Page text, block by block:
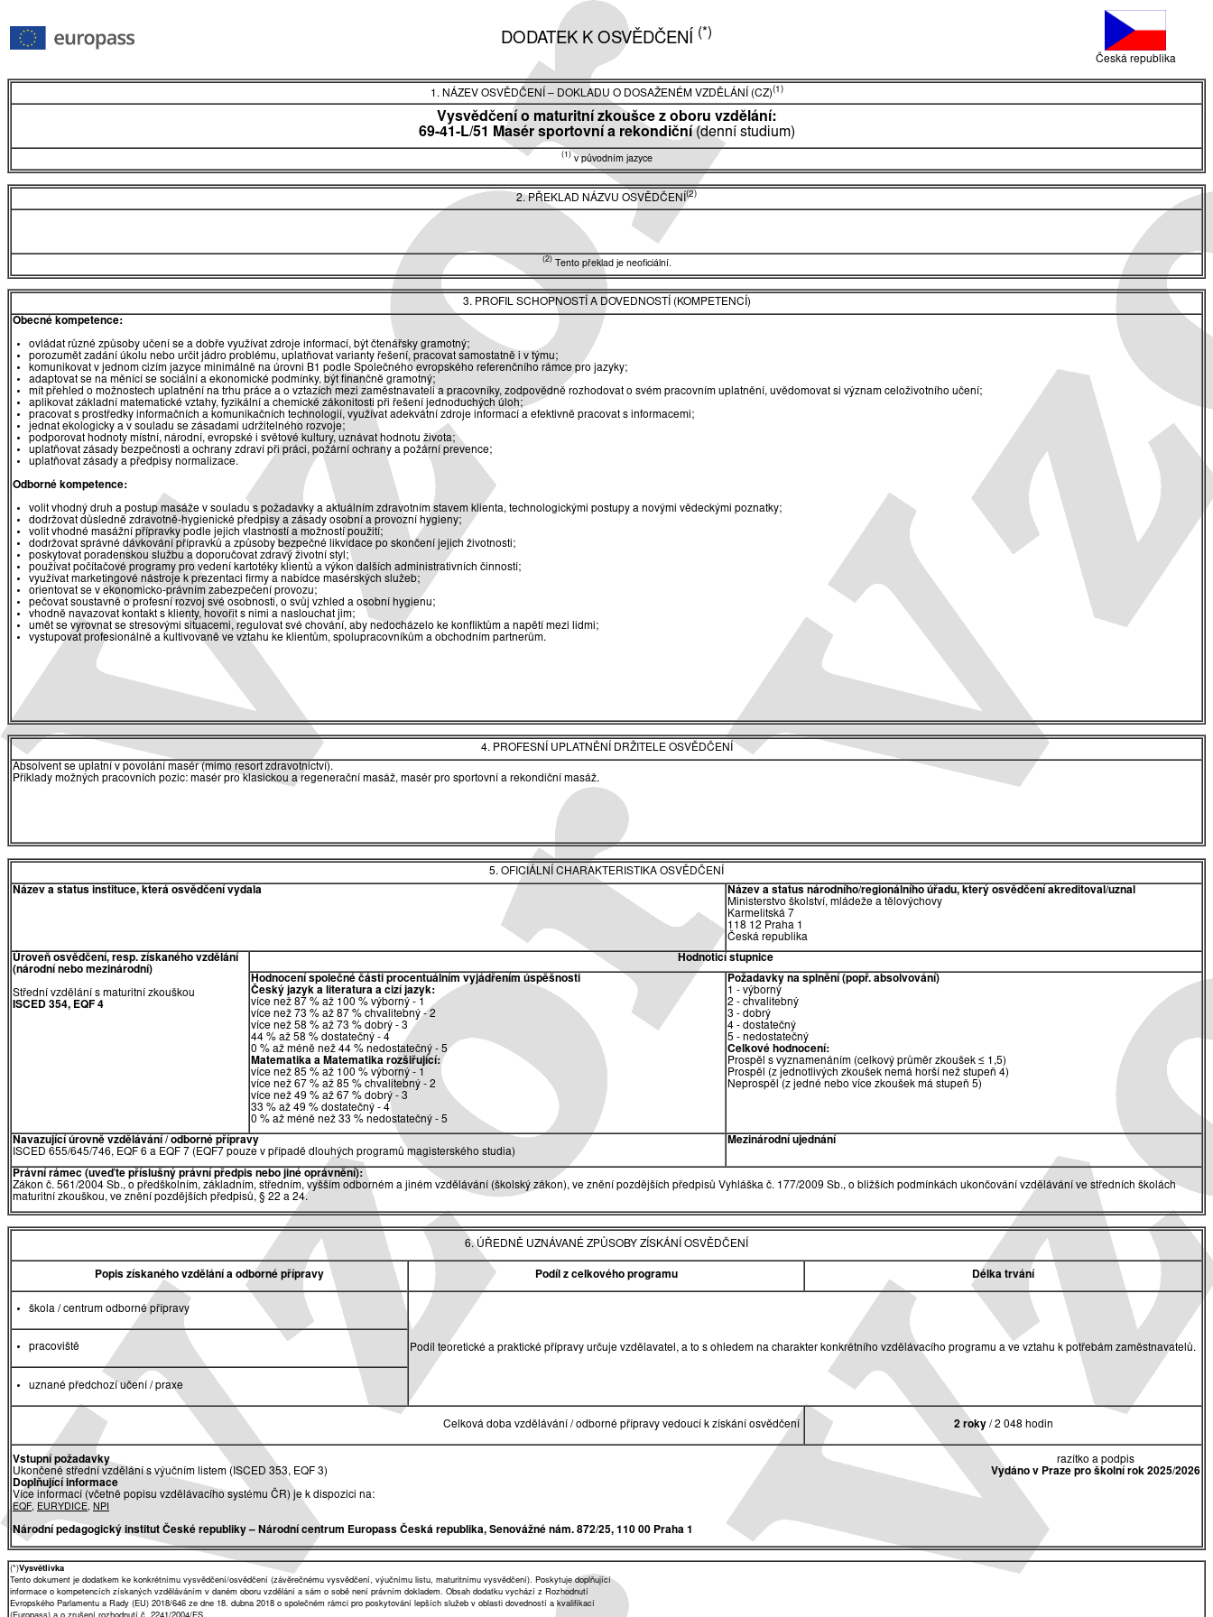
DODATEK K OSVĚDČENÍ (*)
Česká republika
1. NÁZEV OSVĚDČENÍ –DOKLADU O DOSAŽENÉM VZDĚLÁNÍ (CZ)(1)
Vysvědčení o maturitní zkoušce z oboru vzdělání:
69-41-L/51 Masér sportovní a rekondiční(denní studium)
(1) v původním jazyce
2. PŘEKLAD NÁZVU OSVĚDČENÍ (2)
(2) Tento překlad je neoficiální.
3. PROFIL SCHOPNOSTÍ A DOVEDNOSTÍ (KOMPETENCÍ)
Obecné kompetence:
ovládat různé způsoby učení se a dobře využívat zdroje informací, být čtenářsky gramotný;
porozumět zadání úkolu nebo určit jádro problému, uplatňovat varianty řešení, pracovat samostatně i v týmu;
komunikovat v jednom cizím jazyce minimálně na úrovni B1 podle Společného evropského referenčního rámce pro jazyky;
adaptovat se na měnící se sociální a ekonomické podmínky, být finančně gramotný;
mít přehled o možnostech uplatnění na trhu práce a o vztazích mezi zaměstnavateli a pracovníky, zodpovědně rozhodovat o svém pracovním uplatnění, uvědomovat si význam celoživotního učení;
aplikovat základní matematické vztahy, fyzikální a chemické zákonitosti při řešení jednoduchých úloh;
pracovat s prostředky informačních a komunikačních technologií, využívat adekvátní zdroje informací a efektivně pracovat s informacemi;
jednat ekologicky a v souladu se zásadami udržitelného rozvoje;
podporovat hodnoty místní, národní, evropské i světové kultury, uznávat hodnotu života;
uplatňovat zásady bezpečnosti a ochrany zdraví při práci, požární ochrany a požární prevence;
uplatňovat zásady a předpisy normalizace.
Odborné kompetence:
volit vhodný druh a postup masáže v souladu s požadavky a aktuálním zdravotním stavem klienta, technologickými postupy a novými vědeckými poznatky;
dodržovat důsledně zdravotně-hygienické předpisy a zásady osobní a provozní hygieny;
volit vhodné masážní přípravky podle jejich vlastností a možností použití;
dodržovat správné dávkování přípravků a způsoby bezpečné likvidace po skončení jejich životnosti;
poskytovat poradenskou službu a doporučovat zdravý životní styl;
používat počítačové programy pro vedení kartotéky klientů a výkon dalších administrativních činností;
využívat marketingové nástroje k prezentaci firmy a nabídce masérských služeb;
orientovat se v ekonomicko-právním zabezpečení provozu;
pečovat soustavně o profesní rozvoj své osobnosti, o svůj vzhled a osobní hygienu;
vhodně navazovat kontakt s klienty, hovořit s nimi a naslouchat jim;
umět se vyrovnat se stresovými situacemi, regulovat své chování, aby nedocházelo ke konfliktům a napětí mezi lidmi;
vystupovat profesionálně a kultivovaně ve vztahu ke klientům, spolupracovníkům a obchodním partnerům.
4. PROFESNÍ UPLATNĚNÍ DRŽITELE OSVĚDČENÍ
Absolvent se uplatní v povolání masér (mimo resort zdravotnictví).
Příklady možných pracovních pozic: masér pro klasickou a regenerační masáž, masér pro sportovní a rekondiční masáž.
5. OFICIÁLNÍ CHARAKTERISTIKA OSVĚDČENÍ
Název a status instituce, která osvědčení vydala
Název a status národního/regionálního úřadu, který osvědčení akreditoval/uznal
Ministerstvo školství, mládeže a tělovýchovy
Karmelitská 7
118 12 Praha 1
Česká republika
Úroveň osvědčení, resp. získaného vzdělání
(národní nebo mezinárodní)
Střední vzdělání s maturitní zkouškou
ISCED 354, EQF 4
Hodnoticí stupnice
Hodnocení společné části procentuálním vyjádřením úspěšnosti
Český jazyk a literatura a cizí jazyk:
více než 87 % až 100 % výborný - 1
více než 73 % až 87 % chvalitebný - 2
více než 58 % až 73 % dobrý - 3
44 % až 58 % dostatečný - 4
0 % až méně než 44 % nedostatečný - 5
Matematika a Matematika rozšiřující:
více než 85 % až 100 % výborný - 1
více než 67 % až 85 % chvalitebný - 2
více než 49 % až 67 % dobrý - 3
33 % až 49 % dostatečný - 4
0 % až méně než 33 % nedostatečný - 5
Požadavky na splnění (popř. absolvování)
1 - výborný
2 - chvalitebný
3 - dobrý
4 - dostatečný
5 - nedostatečný
Celkové hodnocení:
Prospěl s vyznamenáním (celkový průměr zkoušek ≤ 1,5)
Prospěl (z jednotlivých zkoušek nemá horší než stupeň 4)
Neprospěl (z jedné nebo více zkoušek má stupeň 5)
Navazující úrovně vzdělávání / odborné přípravy
ISCED 655/645/746, EQF 6 a EQF 7 (EQF7 pouze v případě dlouhých programů magisterského studia)
Mezinárodní ujednání
Právní rámec (uveďte příslušný právní předpis nebo jiné oprávnění):
Zákon č. 561/2004 Sb., o předškolním, základním, středním, vyšším odborném a jiném vzdělávání (školský zákon), ve znění pozdějších předpisů Vyhláška č. 177/2009 Sb., o bližších podmínkách ukončování vzdělávání ve středních školách
maturitní zkouškou, ve znění pozdějších předpisů, § 22 a 24.
6. ÚŘEDNĚ UZNÁVANÉ ZPŮSOBY ZÍSKÁNÍ OSVĚDČENÍ
Popis získaného vzdělání a odborné přípravy Podíl z celkového programu Délka trvání
škola / centrum odborné přípravy
Podíl teoretické a praktické přípravy určuje vzdělavatel, a to s ohledem na charakter konkrétního vzdělávacího programu a ve vztahu k potřebám zaměstnavatelů.
pracoviště
uznané předchozí učení / praxe
Celková doba vzdělávání / odborné přípravy vedoucí k získání osvědčení 2 roky / 2 048 hodin
razítko a podpis
Vydáno v Praze pro školní rok 2025/2026
Vstupní požadavky
Ukončené střední vzdělání s výučním listem (ISCED 353, EQF 3)
Doplňující informace
Více informací (včetně popisu vzdělávacího systému ČR) je k dispozici na:
EQF, EURYDICE, NPI
Národní pedagogický institut České republiky– Národní centrum Europass Česká republika, Senovážné nám. 872/25, 110 00 Praha 1
(*)Vysvětlivka
Tento dokument je dodatkem ke konkrétnímu vysvědčení/osvědčení (závěrečnému vysvědčení, výučnímu listu, maturitnímu vysvědčení). Poskytuje doplňující
informace o kompetencích získaných vzděláváním v daném oboru vzdělání a sám o sobě není právním dokladem. Obsah dodatku vychází z Rozhodnutí
Evropského Parlamentu a Rady (EU) 2018/646 ze dne 18. dubna 2018 o společném rámci pro poskytování lepších služeb v oblasti dovedností a kvalifikací